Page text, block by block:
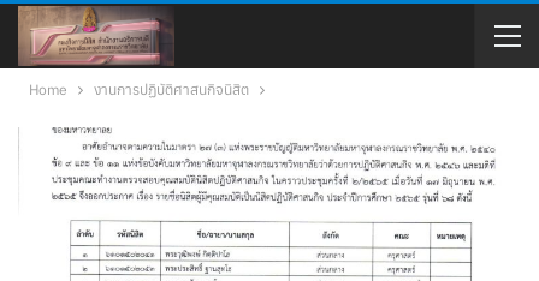
Home งานการปฏิบัติศาสนกิจนิสิต